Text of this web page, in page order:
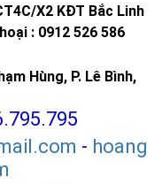
X2 KĐT Bắc Linh
: 0912 526 586
Hùng, P. Lê Bình,
- hoang